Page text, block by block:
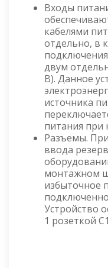
Входы
кабелями
отдельно, в
двум
B). Данное
источника
питания при
Разъемы.
ввода
монтажном
избыточное
Устройство
1 розеткой